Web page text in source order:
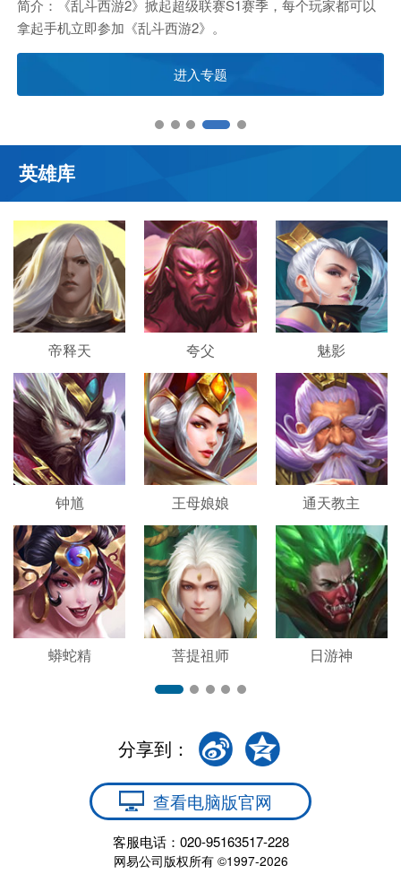
简介：《乱斗西游2》掀起超级联赛S1赛
季，每个玩家都可以拿起手机立即参加《乱
斗西游2》。
进入专题
英雄库
帝释天 夸父 魅影
钟馗 王母娘娘 通天教主
蟒蛇精 菩提祖师 日游神
分享到：
查看电脑版官网
客服电话：020-95163517-228
网易公司版权所有 ©1997-2026